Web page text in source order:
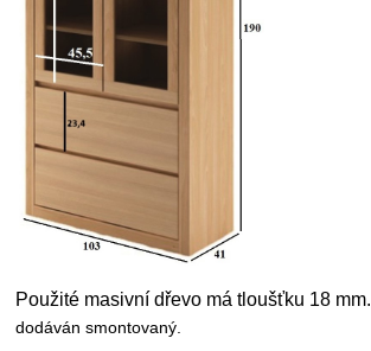
Použité masivní dřevo má tloušťku 18 mm.
dodáván smontovaný.